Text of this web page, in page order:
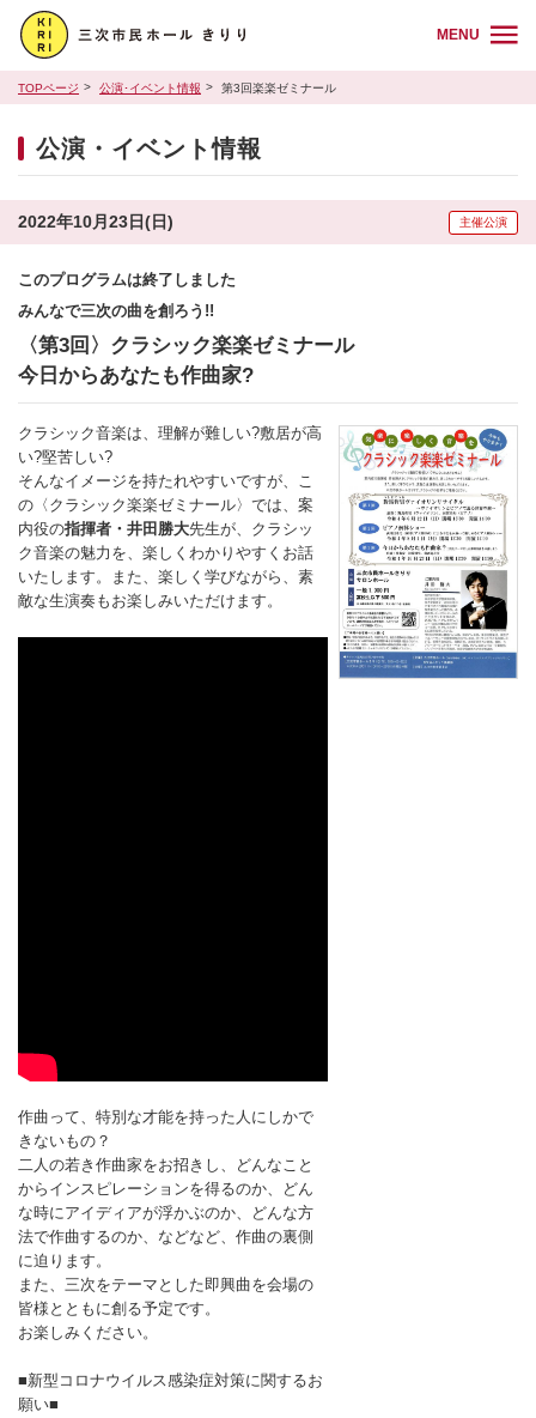
MENU
TOPページ 公演･イベント情報 第3回楽楽ゼミナール
公演・イベント情報
2022年10月23日(日) 主催公演
このプログラムは終了しました
みんなで三次の曲を創ろう!!
〈第3回〉クラシック楽楽ゼミナール
今日からあなたも作曲家?
クラシック音楽は、理解が難しい?敷居が高
い?堅苦しい?
そんなイメージを持たれやすいですが、こ
の〈クラシック楽楽ゼミナール〉では、案
内役の指揮者・井田勝大先生が、クラシッ
ク音楽の魅力を、楽しくわかりやすくお話
いたします。また、楽しく学びながら、素
敵な生演奏もお楽しみいただけます。
作曲って、特別な才能を持った人にしかで
きないもの？
二人の若き作曲家をお招きし、どんなこと
からインスピレーションを得るのか、どん
な時にアイディアが浮かぶのか、どんな方
法で作曲するのか、などなど、作曲の裏側
に迫ります。
また、三次をテーマとした即興曲を会場の
皆様とともに創る予定です。
お楽しみください。
■新型コロナウイルス感染症対策に関するお
願い■